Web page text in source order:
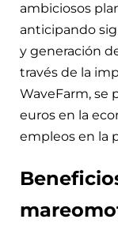
ambiciosos
anticipando
y generación
través de la
WaveFarm, se
euros en la
empleos en la